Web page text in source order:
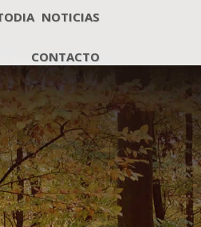
NOTICIAS
CONTACTO